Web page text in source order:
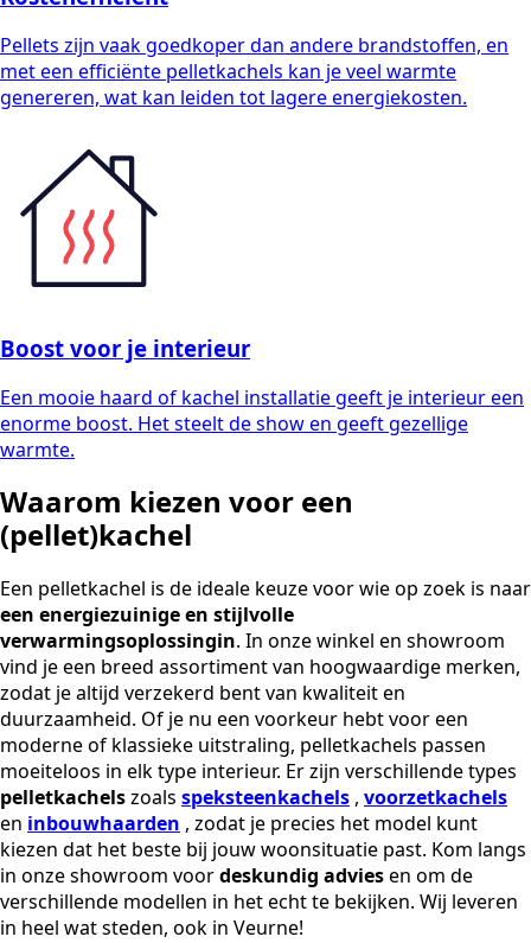
Pellets zijn vaak goedkoper dan andere brandstoffen, en
met een efficiënte pelletkachels kan je veel warmte
genereren, wat kan leiden tot lagere energiekosten.
Boost voor je interieur
Een mooie haard of kachel installatie geeft je interieur een
enorme boost. Het steelt de show en geeft gezellige
warmte.
Waarom kiezen voor een
(pellet)kachel
Een pelletkachel is de ideale keuze voor wie op zoek is naar
een energiezuinige en stijlvolle
verwarmingsoplossingin. In onze winkel en showroom
vind je een breed assortiment van hoogwaardige merken,
zodat je altijd verzekerd bent van kwaliteit en
duurzaamheid. Of je nu een voorkeur hebt voor een
moderne of klassieke uitstraling, pelletkachels passen
moeiteloos in elk type interieur. Er zijn verschillende types
pelletkachelszoals speksteenkachels , voorzetkachels
en inbouwhaarden , zodat je precies het model kunt
kiezen dat het beste bij jouw woonsituatie past. Kom langs
in onze showroom voordeskundig adviesen om de
verschillende modellen in het echt te bekijken. Wij leveren
in heel wat steden, ook in Veurne!